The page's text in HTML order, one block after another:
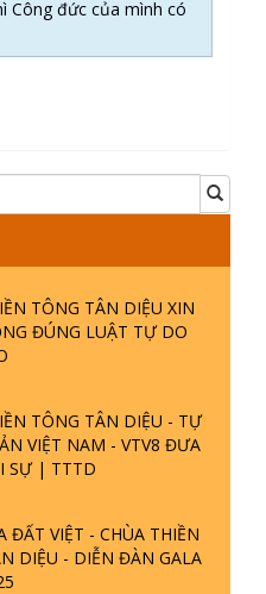
Công đức của mình có
TÔNG TÂN DIỆU XIN
ĐÚNG LUẬT TỰ DO
TÔNG TÂN DIỆU - TỰ
VIỆT NAM - VTV8 ĐƯA
SỰ | TTTD
ĐẤT VIỆT - CHÙA THIỀN
DIỆU - DIỄN ĐÀN GALA